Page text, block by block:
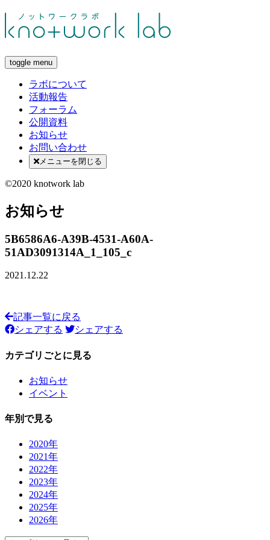
toggle menu
ラボについて
活動報告
フォーラム
公開資料
お知らせ
お問い合わせ
メニューを閉じる
©2020 knotwork lab
お知らせ
5B6586A6-A39B-4531-A60A-
51AD3091314A_1_105_c
2021.12.22
記事一覧に戻る
シェアする
シェアする
カテゴリごとに見る
お知らせ
イベント
年別で見る
2020年
2021年
2022年
2023年
2024年
2025年
2026年